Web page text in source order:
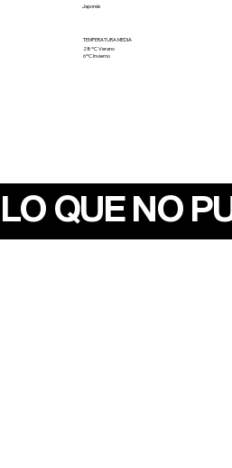
Japonés
TEMPERATURA MEDIA
28ºC Verano
6ºC Invierno
LO QUE NO